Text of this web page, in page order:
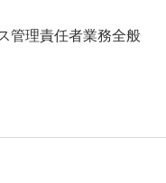
管理責任者業務全般